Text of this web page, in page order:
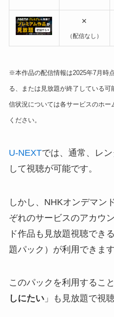
×
（配信なし）
※本作品の配信情報は2025年7月時
る、または見放題が終了している
信状況については各サービスのホ
ください。
U-NEXTでは、通常、レ
して視聴が可能です。
しかし、NHKオンデマン
ぞれのサービスのアカウ
ド作品も見放題視聴でき
題パック）が利用できます
このパックを利用すること
しにたい」も見放題で視